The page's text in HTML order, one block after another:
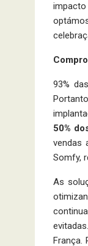
93%
50%
vendas
Somfy,
As
França.